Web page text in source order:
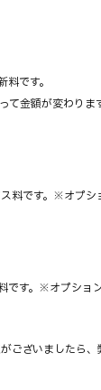
です。
金額が変わりま
料です。※オプシ
す。※オプション
ございましたら